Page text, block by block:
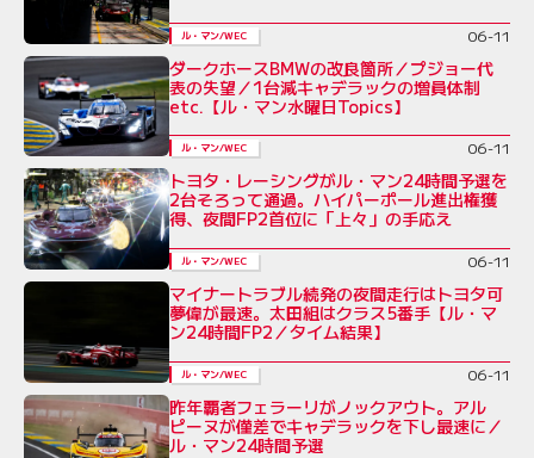
ル・マン/WEC 06-11
ダークホースBMWの改良箇所／プジョー代
表の失望／1台減キャデラックの増員体制
etc.【ル・マン水曜日Topics】
ル・マン/WEC 06-11
トヨタ・レーシングがル・マン24時間予選を
2台そろって通過。ハイパーポール進出権獲
得、夜間FP2首位に「上々」の手応え
ル・マン/WEC 06-11
マイナートラブル続発の夜間走行はトヨタ可
夢偉が最速。太田組はクラス5番手【ル・マ
ン24時間FP2／タイム結果】
ル・マン/WEC 06-11
昨年覇者フェラーリがノックアウト。アル
ピーヌが僅差でキャデラックを下し最速に／
ル・マン24時間予選